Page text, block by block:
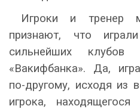
Игроки и тренер
признают, что
сильнейших
«Вакифбанка». Да,
по-другому, исходя из
игрока,